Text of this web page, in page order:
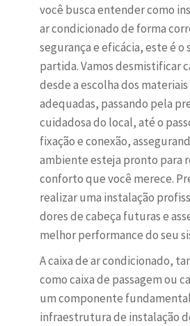
você busca entender como
ar condicionado de forma
segurança e eficácia, este é o
partida. Vamos desmistificar
desde a escolha dos
adequadas, passando pela
cuidadosa do local, até o
fixação e conexão,
ambiente esteja pronto para
conforto que você merece.
realizar uma instalação
dores de cabeça futuras e
melhor performance do seu
A caixa de ar condicionado,
como caixa de passagem ou
um componente
infraestrutura de instalação